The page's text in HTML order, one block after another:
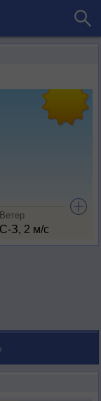
Ветер
С-З, 2 м/с